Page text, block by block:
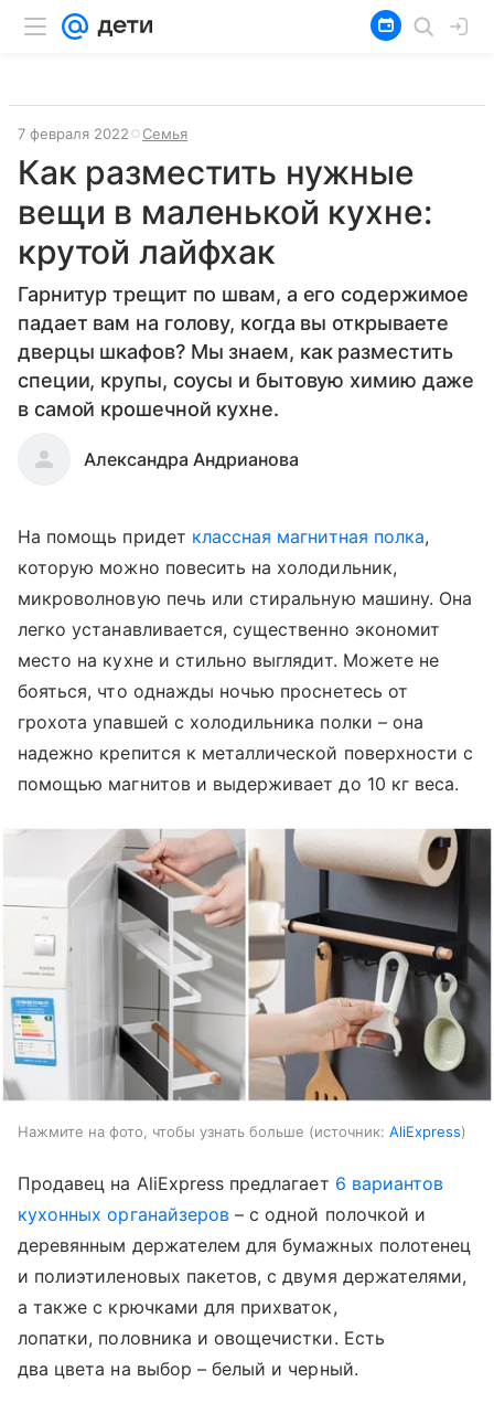
7 февраля 2022 Семья
Как разместить нужные
вещи в маленькой кухне:
крутой лайфхак
Гарнитур трещит по швам, а его содержимое
падает вам на голову, когда вы открываете
дверцы шкафов? Мы знаем, как разместить
специи, крупы, соусы и бытовую химию даже
в самой крошечной кухне.
Александра Андрианова
На помощь придет классная магнитная полка,
которую можно повесить на холодильник,
микроволновую печь или стиральную машину. Она
легко устанавливается, существенно экономит
место на кухне и стильно выглядит. Можете не
бояться, что однажды ночью проснетесь от
грохота упавшей с холодильника полки – она
надежно крепится к металлической поверхности с
помощью магнитов и выдерживает до 10 кг веса.
Нажмите на фото, чтобы узнать больше источник: AliExpress
Продавец на AliExpress предлагает 6 вариантов
кухонных органайзеров – с одной полочкой и
деревянным держателем для бумажных полотенец
и полиэтиленовых пакетов, с двумя держателями,
а также с крючками для прихваток,
лопатки, половника и овощечистки. Есть
два цвета на выбор – белый и черный.